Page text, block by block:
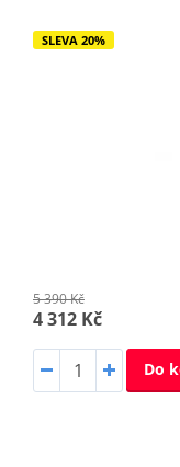
SLEVA 20%
5 390 Kč
4 312 Kč
Do